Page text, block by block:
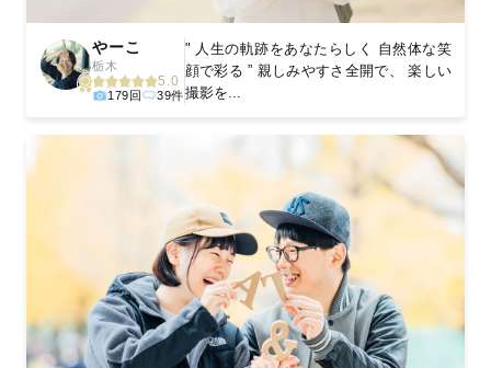
やーこ
栃木
5.0
179回 39件
" 人生の軌跡をあなたらしく 自然体な笑
顔で彩る ” 親しみやすさ全開で、 楽しい
撮影を...